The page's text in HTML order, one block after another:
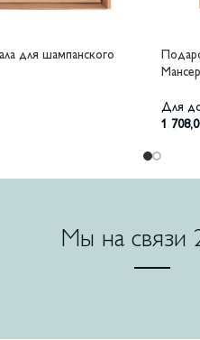
для шампанского
Для
1
Мы на связи